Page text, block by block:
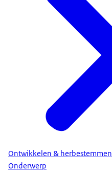
Ontwikkelen & herbestemmen
Onderwerp